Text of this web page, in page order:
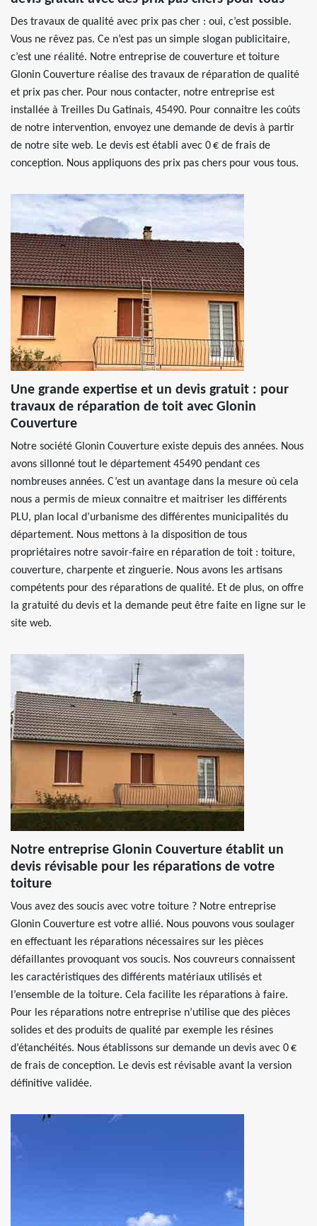
Des travaux de qualité avec prix pas cher : oui, c’est possible.
Vous ne rêvez pas. Ce n’est pas un simple slogan publicitaire,
c’est une réalité. Notre entreprise de couverture et toiture
Glonin Couverture réalise des travaux de réparation de qualité
et prix pas cher. Pour nous contacter, notre entreprise est
installée à Treilles Du Gatinais, 45490. Pour connaitre les coûts
de notre intervention, envoyez une demande de devis à partir
de notre site web. Le devis est établi avec 0 € de frais de
conception. Nous appliquons des prix pas chers pour vous tous.
Une grande expertise et un devis gratuit : pour
travaux de réparation de toit avec Glonin
Couverture
Notre société Glonin Couverture existe depuis des années. Nous
avons sillonné tout le département 45490 pendant ces
nombreuses années. C’est un avantage dans la mesure où cela
nous a permis de mieux connaitre et maitriser les différents
PLU, plan local d’urbanisme des différentes municipalités du
département. Nous mettons à la disposition de tous
propriétaires notre savoir-faire en réparation de toit : toiture,
couverture, charpente et zinguerie. Nous avons les artisans
compétents pour des réparations de qualité. Et de plus, on offre
la gratuité du devis et la demande peut être faite en ligne sur le
site web.
Notre entreprise Glonin Couverture établit un
devis révisable pour les réparations de votre
toiture
Vous avez des soucis avec votre toiture ? Notre entreprise
Glonin Couverture est votre allié. Nous pouvons vous soulager
en effectuant les réparations nécessaires sur les pièces
défaillantes provoquant vos soucis. Nos couvreurs connaissent
les caractéristiques des différents matériaux utilisés et
l’ensemble de la toiture. Cela facilite les réparations à faire.
Pour les réparations notre entreprise n’utilise que des pièces
solides et des produits de qualité par exemple les résines
d’étanchéités. Nous établissons sur demande un devis avec 0 €
de frais de conception. Le devis est révisable avant la version
définitive validée.